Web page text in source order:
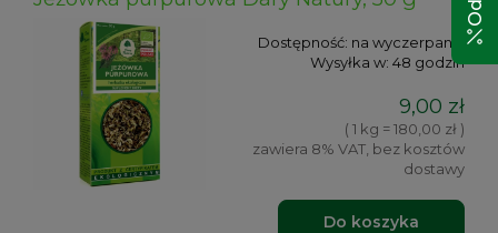
Dostępność: na wyczerpaniu
Wysyłka w: 48 godzin
9,00 zł
( 1 kg = 180,00 zł )
zawiera 8% VAT, bez kosztów
dostawy
Do koszyka